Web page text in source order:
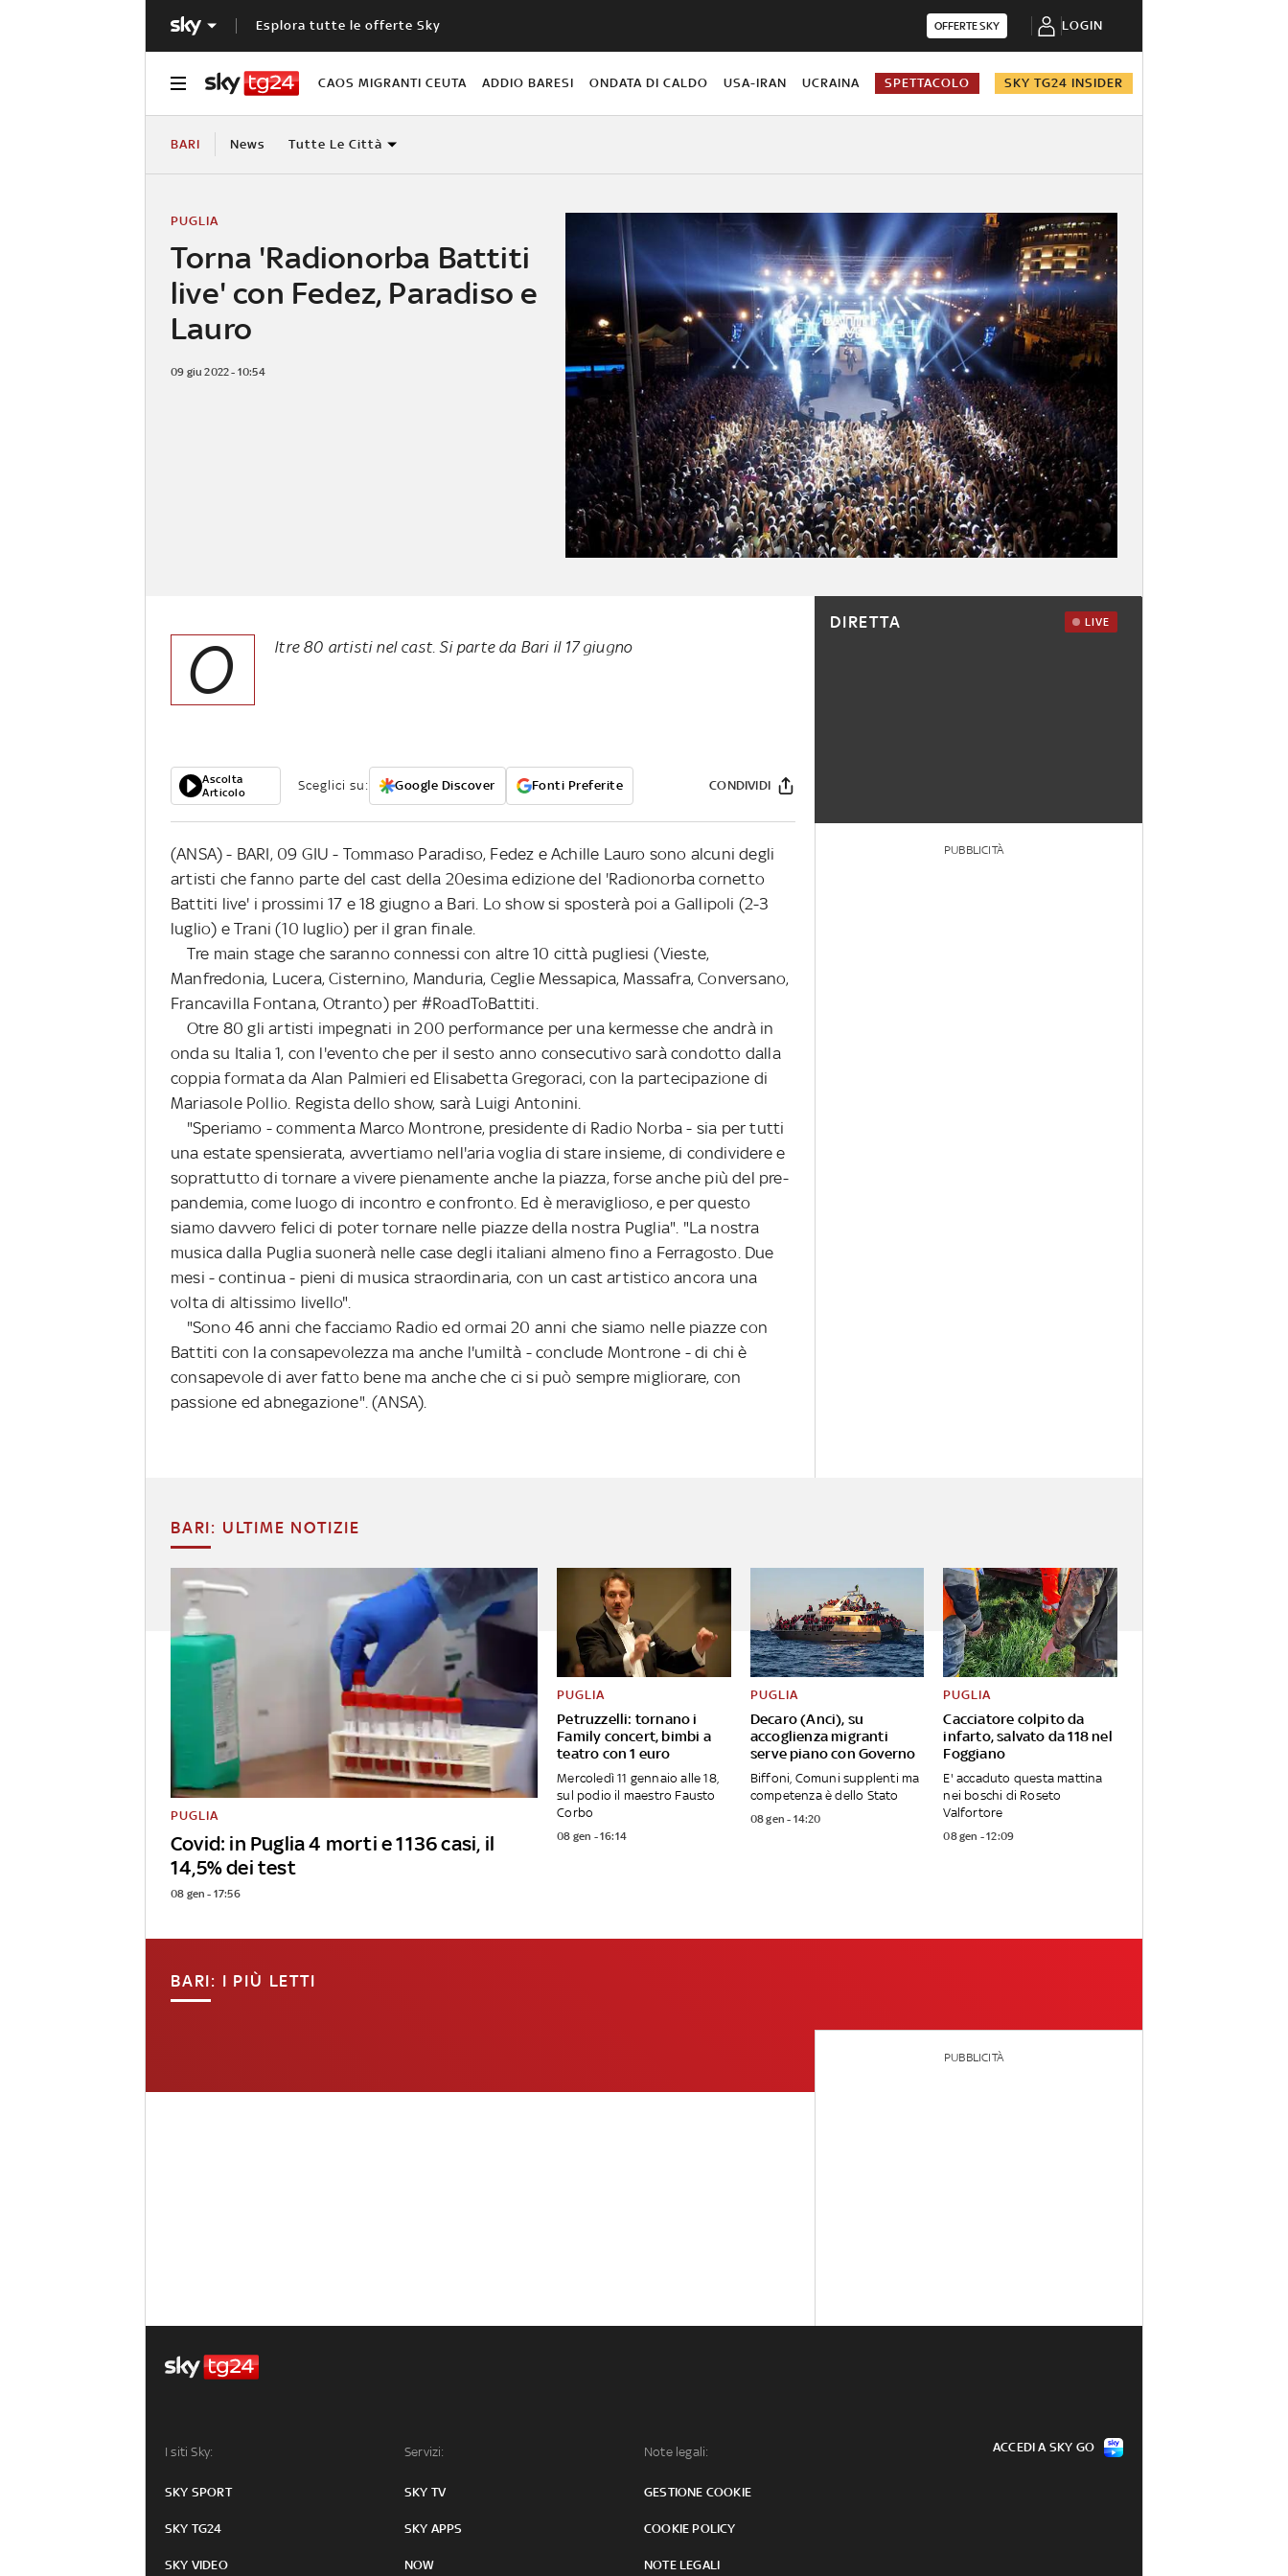
Esplora tutte le offerte Sky OFFERTE SKY LOGIN
CAOS MIGRANTI CEUTA ADDIO BARESI ONDATA DI CALDO USA-IRAN UCRAINA SPETTACOLO SKY TG24 INSIDER
BARI News Tutte Le Città
Torna 'Radionorba Battiti
live' con Fedez, Paradiso e
Lauro
PUGLIA
09 giu 2022 - 10:54
O ltre 80 artisti nel cast. Si parte da Bari il 17 giugno
Ascolta
Articolo
Sceglici su: Google Discover Fonti Preferite CONDIVIDI
(ANSA) - BARI, 09 GIU - Tommaso Paradiso, Fedez e Achille Lauro sono alcuni degli
artisti che fanno parte del cast della 20esima edizione del 'Radionorba cornetto
Battiti live' i prossimi 17 e 18 giugno a Bari. Lo show si sposterà poi a Gallipoli (2-3
luglio) e Trani (10 luglio) per il gran finale.
Tre main stage che saranno connessi con altre 10 città pugliesi (Vieste,
Manfredonia, Lucera, Cisternino, Manduria, Ceglie Messapica, Massafra, Conversano,
Francavilla Fontana, Otranto) per #RoadToBattiti.
Otre 80 gli artisti impegnati in 200 performance per una kermesse che andrà in
onda su Italia 1, con l'evento che per il sesto anno consecutivo sarà condotto dalla
coppia formata da Alan Palmieri ed Elisabetta Gregoraci, con la partecipazione di
Mariasole Pollio. Regista dello show, sarà Luigi Antonini.
"Speriamo - commenta Marco Montrone, presidente di Radio Norba - sia per tutti
una estate spensierata, avvertiamo nell'aria voglia di stare insieme, di condividere e
soprattutto di tornare a vivere pienamente anche la piazza, forse anche più del pre-
pandemia, come luogo di incontro e confronto. Ed è meraviglioso, e per questo
siamo davvero felici di poter tornare nelle piazze della nostra Puglia". "La nostra
musica dalla Puglia suonerà nelle case degli italiani almeno fino a Ferragosto. Due
mesi - continua - pieni di musica straordinaria, con un cast artistico ancora una
volta di altissimo livello".
"Sono 46 anni che facciamo Radio ed ormai 20 anni che siamo nelle piazze con
Battiti con la consapevolezza ma anche l'umiltà - conclude Montrone - di chi è
consapevole di aver fatto bene ma anche che ci si può sempre migliorare, con
passione ed abnegazione". (ANSA).
DIRETTA LIVE
PUBBLICITÀ
BARI: ULTIME NOTIZIE
Covid: in Puglia 4 morti e 1136 casi, il
14,5% dei test
PUGLIA
08 gen - 17:56
Petruzzelli: tornano i
Family concert, bimbi a
teatro con 1 euro
PUGLIA
Mercoledì 11 gennaio alle 18,
sul podio il maestro Fausto
Corbo
08 gen - 16:14
Decaro (Anci), su
accoglienza migranti
serve piano con Governo
PUGLIA
Biffoni, Comuni supplenti ma
competenza è dello Stato
08 gen - 14:20
Cacciatore colpito da
infarto, salvato da 118 nel
Foggiano
PUGLIA
E' accaduto questa mattina
nei boschi di Roseto
Valfortore
08 gen - 12:09
BARI: I PIÙ LETTI
PUBBLICITÀ
I siti Sky:
SKY SPORT
SKY TG24
SKY VIDEO
Servizi:
SKY TV
SKY APPS
NOW
Note legali:
GESTIONE COOKIE
COOKIE POLICY
NOTE LEGALI
ACCEDI A SKY GO